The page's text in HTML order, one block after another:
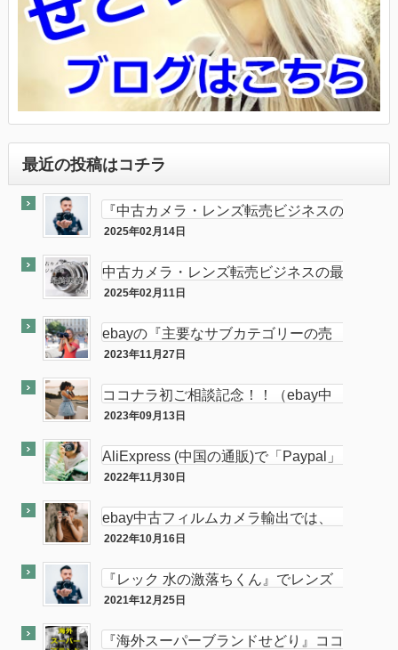
最近の投稿はコチラ
『中古カメラ・レンズ転売ビジネスの
最終奥義教えます』のebay輸出会員
2025年02月14日
中古カメラ・レンズ転売ビジネスの最
終奥義教えます…を販売開始し数ヶ月
2025年02月11日
ebayの『主要なサブカテゴリーの売
れ筋』がカメラである件
2023年11月27日
ココナラ初ご相談記念！！（ebay中
古フィルムカメラ輸出の相談をお受け
2023年09月13日
AliExpress (中国の通販)で「Paypal」
使って買い物してみた
2022年11月30日
ebay中古フィルムカメラ輸出では、
意外と「二眼カメラ」がオススメ…か
2022年10月16日
『レック 水の激落ちくん』でレンズ
のカビが簡単に落とせてふき取りも超
2021年12月25日
『海外スーパーブランドせどり』ココ